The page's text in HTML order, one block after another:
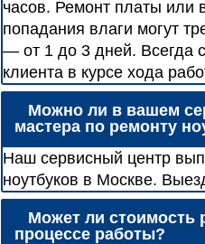
часов. Ремонт платы или
попадания влаги могут
— от 1 до 3 дней. Всегда
клиента в курсе хода
Можно ли в вашем
мастера по ремонту
Наш сервисный центр
ноутбуков в Москве.
Может ли стоимость
процессе работы?